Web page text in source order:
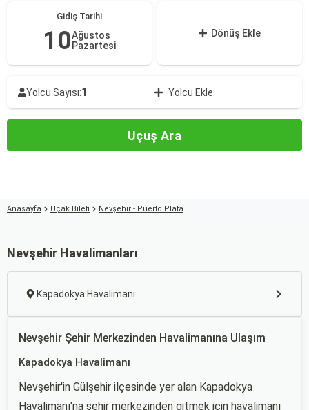
Gidiş Tarihi
10Ağustos
Pazartesi
Dönüş Ekle
Yolcu Sayısı:1 Yolcu Ekle
Uçuş Ara
Anasayfa Uçak Bileti Nevşehir - Puerto Plata
Nevşehir Havalimanları
Kapadokya Havalimanı
Nevşehir Şehir Merkezinden Havalimanına Ulaşım
Kapadokya Havalimanı
Nevşehir'in Gülşehir ilçesinde yer alan Kapadokya
Havalimanı'na şehir merkezinden gitmek için havalimanı